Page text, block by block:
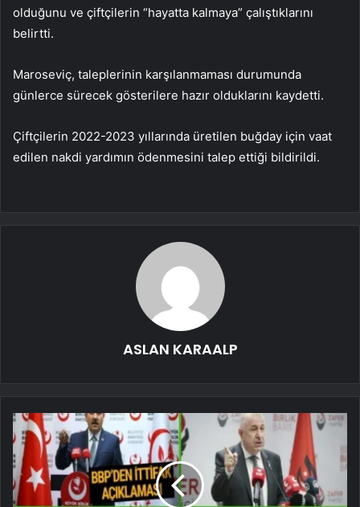
olduğunu ve çiftçilerin “hayatta kalmaya” çalıştıklarını
belirtti.
Maroseviç, taleplerinin karşılanmaması durumunda
günlerce sürecek gösterilere hazır olduklarını kaydetti.
Çiftçilerin 2022-2023 yıllarında üretilen buğday için vaat
edilen nakdi yardımın ödenmesini talep ettiği bildirildi.
ASLAN KARAALP